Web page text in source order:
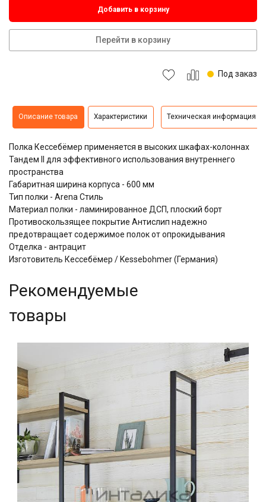
Добавить в корзину
Перейти в корзину
Под заказ
Описание товара Характеристики Техническая информация
Полка Кессебёмер применяется в высоких шкафах-колоннах
Тандем II для эффективного использования внутреннего
пространства
Габаритная ширина корпуса - 600 мм
Тип полки - Arena Стиль
Материал полки - ламинированное ДСП, плоский борт
Противоскользящее покрытие Антислип надежно
предотвращает содержимое полок от опрокидывания
Отделка - антрацит
Изготовитель Кессебёмер / Kessebohmer (Германия)
Рекомендуемые
товары